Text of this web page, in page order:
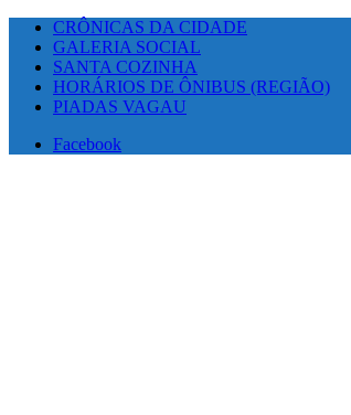
CRÔNICAS DA CIDADE
GALERIA SOCIAL
SANTA COZINHA
HORÁRIOS DE ÔNIBUS (REGIÃO)
PIADAS VAGAU
Facebook